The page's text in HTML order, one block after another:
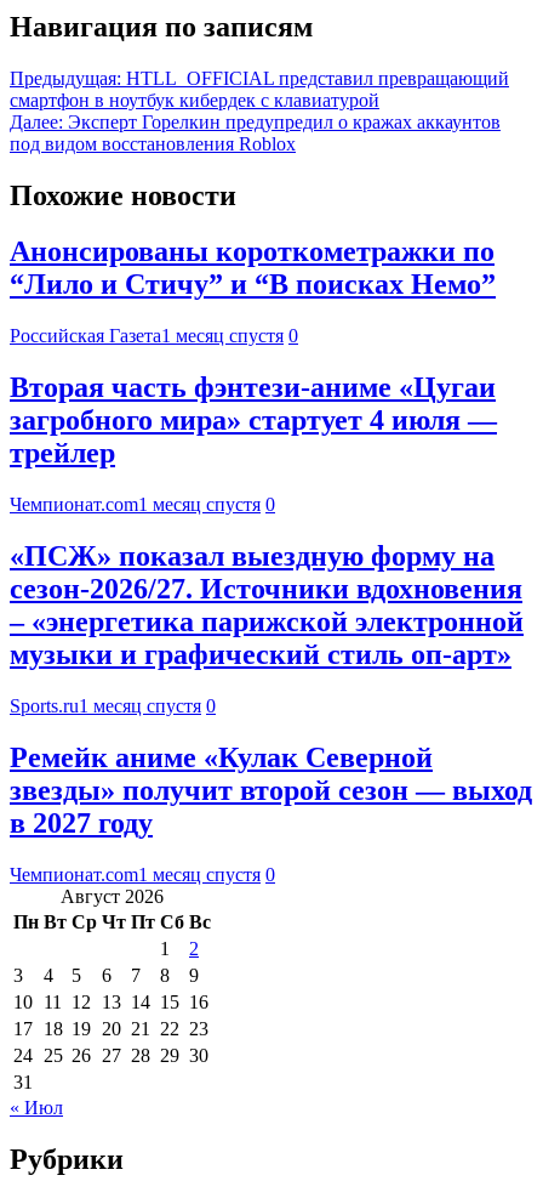
Навигация по записям
Предыдущая: HTLL_OFFICIAL представил превращающий
смартфон в ноутбук кибердек с клавиатурой
Далее: Эксперт Горелкин предупредил о кражах аккаунтов
под видом восстановления Roblox
Похожие новости
Анонсированы короткометражки по
“Лило и Стичу” и “В поисках Немо”
Российская Газета1 месяц спустя 0
Вторая часть фэнтези-аниме «Цугаи
загробного мира» стартует 4 июля —
трейлер
Чемпионат.com1 месяц спустя 0
«ПСЖ» показал выездную форму на
сезон-2026/27. Источники вдохновения
– «энергетика парижской электронной
музыки и графический стиль оп-арт»
Sports.ru1 месяц спустя 0
Ремейк аниме «Кулак Северной
звезды» получит второй сезон — выход
в 2027 году
Чемпионат.com1 месяц спустя 0
Август 2026
Пн Вт Ср Чт Пт Сб Вс
1
2
3
4 5 6 7 8
9
10 11 12 13 14 15 16
17 18 19 20 21 22 23
24 25 26 27 28 29 30
31
« Июл
Рубрики